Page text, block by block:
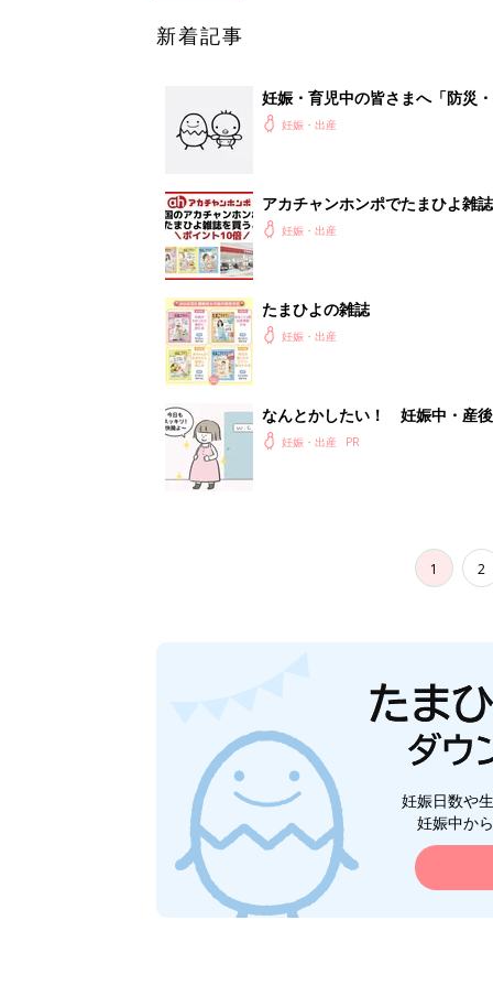
新着記事
妊娠・育児中の皆さまへ「防災
妊娠・出産
アカチャンホンポでたまひよ雑
妊娠・出産
たまひよの雑誌
妊娠・出産
なんとかしたい！ 妊娠中・産
妊娠・出産
1 2
妊娠日数や
妊娠中か